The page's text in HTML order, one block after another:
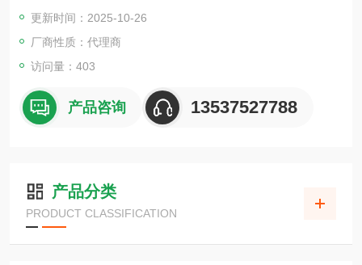
制点 (CP/CCP)。通过连接 testo Smart 移动应用程序，您可以将
测量值保存在应用程序
更新时间：2025-10-26
厂商性质：代理商
访问量：403
产品咨询 13537527788
产品分类
PRODUCT CLASSIFICATION